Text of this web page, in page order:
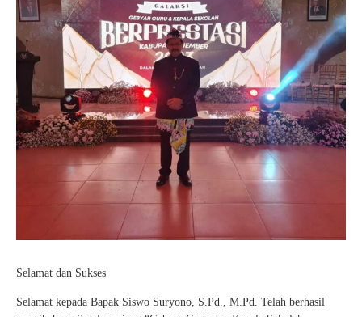
Selamat dan Sukses
Selamat kepada Bapak Siswo Suryono, S.Pd., M.Pd. Telah berhasil